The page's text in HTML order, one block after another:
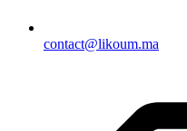
contact@likoum.ma